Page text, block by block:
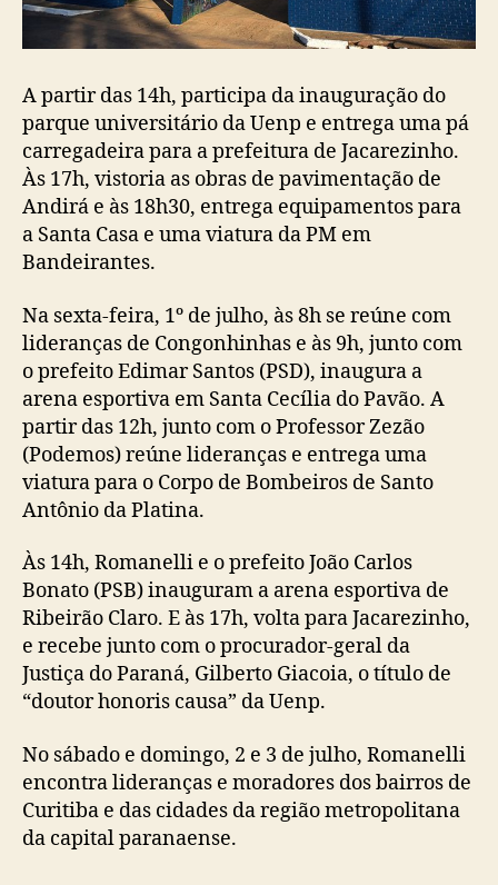
A partir das 14h, participa da inauguração do
parque universitário da Uenp e entrega uma pá
carregadeira para a prefeitura de Jacarezinho.
Às 17h, vistoria as obras de pavimentação de
Andirá e às 18h30, entrega equipamentos para
a Santa Casa e uma viatura da PM em
Bandeirantes.
Na sexta-feira, 1º de julho, às 8h se reúne com
lideranças de Congonhinhas e às 9h, junto com
o prefeito Edimar Santos (PSD), inaugura a
arena esportiva em Santa Cecília do Pavão. A
partir das 12h, junto com o Professor Zezão
(Podemos) reúne lideranças e entrega uma
viatura para o Corpo de Bombeiros de Santo
Antônio da Platina.
Às 14h, Romanelli e o prefeito João Carlos
Bonato (PSB) inauguram a arena esportiva de
Ribeirão Claro. E às 17h, volta para Jacarezinho,
e recebe junto com o procurador-geral da
Justiça do Paraná, Gilberto Giacoia, o título de
“doutor honoris causa” da Uenp.
No sábado e domingo, 2 e 3 de julho, Romanelli
encontra lideranças e moradores dos bairros de
Curitiba e das cidades da região metropolitana
da capital paranaense.